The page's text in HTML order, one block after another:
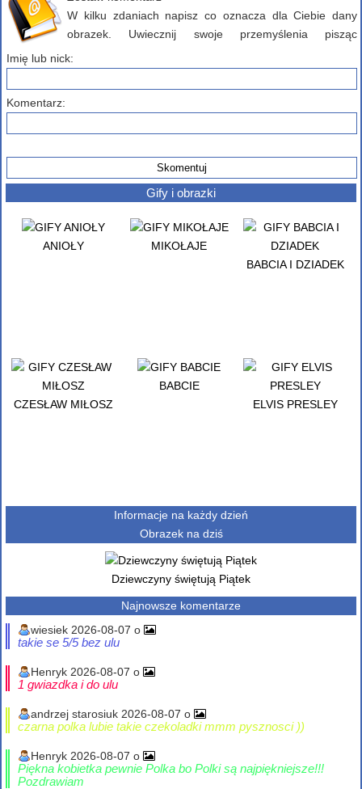
W kilku zdaniach napisz co oznacza dla Ciebie dany
obrazek. Uwiecznij swoje przemyślenia pisząc
Imię lub nick:
Komentarz:
Gify i obrazki
ANIOŁY
MIKOŁAJE
BABCIA I DZIADEK
CZESŁAW MIŁOSZ
BABCIE
ELVIS PRESLEY
Informacje na każdy dzień
Obrazek na dziś
Dziewczyny świętują Piątek
Najnowsze komentarze
wiesiek 2026-08-07 o
takie se 5/5 bez ulu
Henryk 2026-08-07 o
1 gwiazdka i do ulu
andrzej starosiuk 2026-08-07 o
czarna polka lubie takie czekoladki mmm pysznosci ))
Henryk 2026-08-07 o
Piękna kobietka pewnie Polka bo Polki są najpiękniejsze!!!
Pozdrawiam